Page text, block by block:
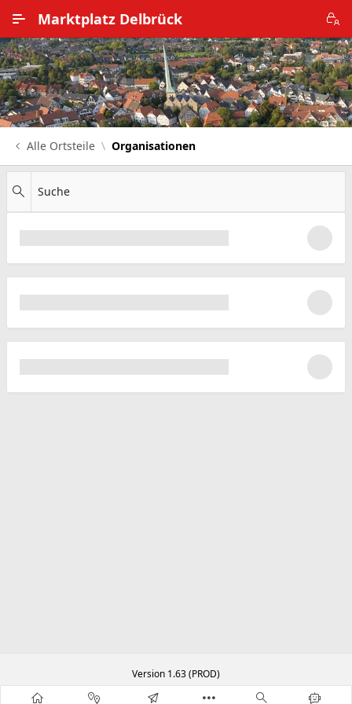
Marktplatz Delbrück
Alle Ortsteile
Impressum
Datenschutz
Alle Ortsteile Organisationen
Suche
Version 1.63 (PROD)